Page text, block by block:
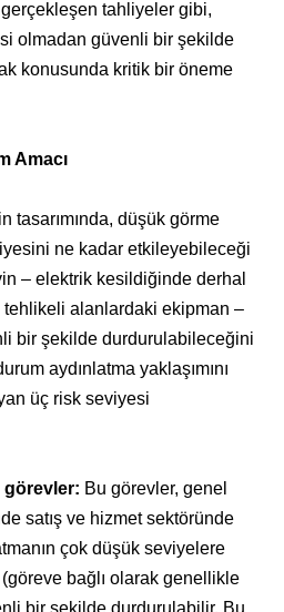
tahliyeler gibi,
olmadan güvenli bir şekilde
konusunda kritik bir öneme
Amacı
tasarımında, düşük görme
ne kadar etkileyebileceği
– elektrik kesildiğinde derhal
alanlardaki ekipman –
bir şekilde durdurulabileceğini
aydınlatma yaklaşımını
üç risk seviyesi
görevler: Bu görevler, genel
satış ve hizmet sektöründe
çok düşük seviyelere
bağlı olarak genellikle